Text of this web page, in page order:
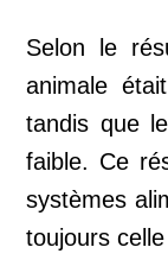
Selon le
animale
tandis que
faible. Ce
systèmes
toujours